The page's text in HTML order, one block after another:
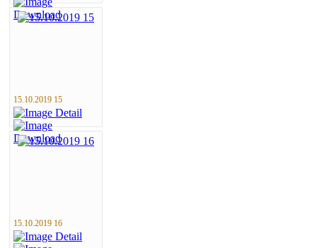
15.10.2019 15
15.10.2019 16